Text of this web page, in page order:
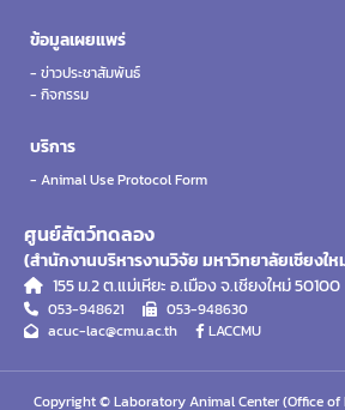
ข้อมูลเผยแพร่
- ข่าวประชาสัมพันธ์
- กิจกรรม
บริการ
- Animal Use Protocol Form
ศูนย์สัตว์ทดลอง
(สำนักงานบริหารงานวิจัย มหาวิทยาลัยเชียงใ
155 ม.2 ต.แม่เหียะ อ.เมือง จ.เชียงใหม่ 50100
053-948621
053-948630
acuc-lac@cmu.ac.th
LACCMU
Copyright © Laboratory Animal Center (Office